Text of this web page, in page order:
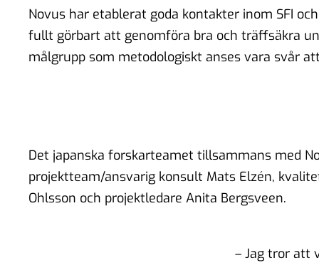
Novus har etablerat goda kontakter inom SFI
fullt görbart att genomföra bra och träffsäkra
målgrupp som metodologiskt anses vara svår
Det japanska forskarteamet tillsammans med
projektteam/ansvarig konsult Mats Elzén,
Ohlsson och projektledare Anita Bergsveen.
– Jag tror att